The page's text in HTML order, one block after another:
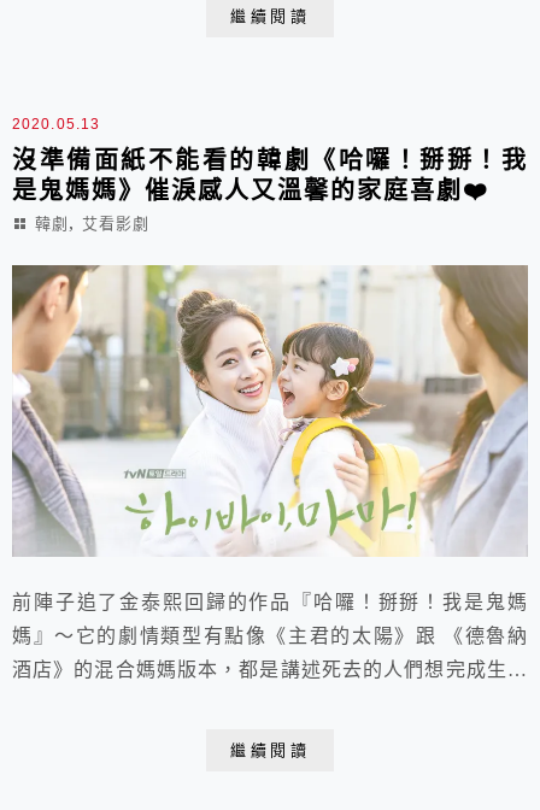
繼續閱讀
2020.05.13
沒準備面紙不能看的韓劇《哈囉！掰掰！我
是鬼媽媽》催淚感人又溫馨的家庭喜劇❤️
韓劇 , 艾看影劇
前陣子追了金泰熙回歸的作品『哈囉！掰掰！我是鬼媽
媽』～它的劇情類型有點像《主君的太陽》跟 《德魯納
酒店》的混合媽媽版本，都是講述死去的人們想完成生前
繼續閱讀